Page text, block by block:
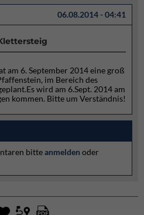
06.08.2014 - 04:41
am 6. September 2014 eine groß
im Bereich des
wird am 6.Sept. 2014 am
kommen. Bitte um Verständnis!
bitteanmelden oder